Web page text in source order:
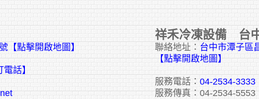
【點擊開啟地圖】
話】
祥禾冷凍設備 台
聯絡地址： 台中市潭子區
【點擊開啟地圖】
服務電話： 04-2534-3333
服務傳真：04-2534-5553